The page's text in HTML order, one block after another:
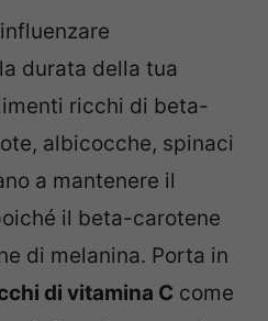
durata della tua
ricchi di beta-
albicocche, spinaci
a mantenere il
il beta-carotene
di melanina. Porta in
di vitamina C come